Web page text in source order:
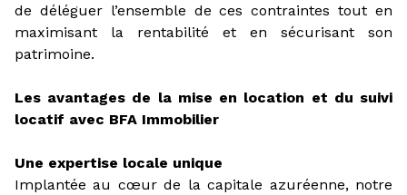
de déléguer l’ensemble de ces contraintes tout en
maximisant la rentabilité et en sécurisant son
patrimoine.
Les avantages de la mise en location et du suivi
locatif avec BFA Immobilier
Une expertise locale unique
Implantée au cœur de la capitale azuréenne, notre